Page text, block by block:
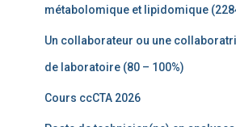
métabolomique et lipidomique
Un collaborateur ou une
de laboratoire (80 – 100%)
Cours ccCTA 2026